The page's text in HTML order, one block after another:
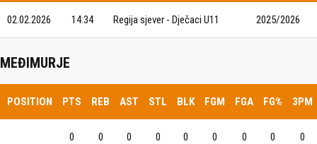
02.02.2026 14:34 Regija sjever - Dječaci U11 2025/2026
MEĐIMURJE
POSITION PTS REB AST STL BLK FGM FGA FG% 3PM
0 0 0 0 0 0 0 0 0